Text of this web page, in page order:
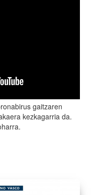
gaitzaren
kezkagarria da.